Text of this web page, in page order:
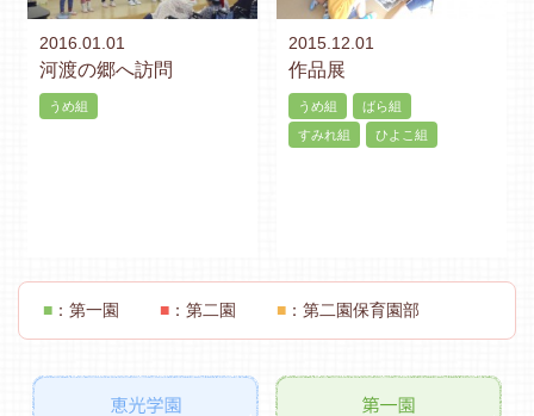
2016.01.01
河渡の郷へ訪問
うめ組
2015.12.01
作品展
うめ組
ばら組
すみれ組
ひよこ組
■ ：第一園 ■ ：第二園 ■ ：第二園保育園部